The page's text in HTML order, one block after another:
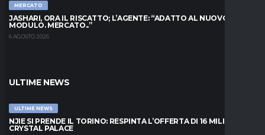
MERCATO
JASHARI, ORA IL RISCATTO; L’AGENTE: “ADATTO AL NUOVO
MODULO. MERCATO..”
6 AGOSTO 2026
ULTIME NEWS
ULTIME NEWS
NJIE SI PRENDE IL TORINO: RESPINTA L’OFFERTA DI 16 MILIONI DAL
CRYSTAL PALACE